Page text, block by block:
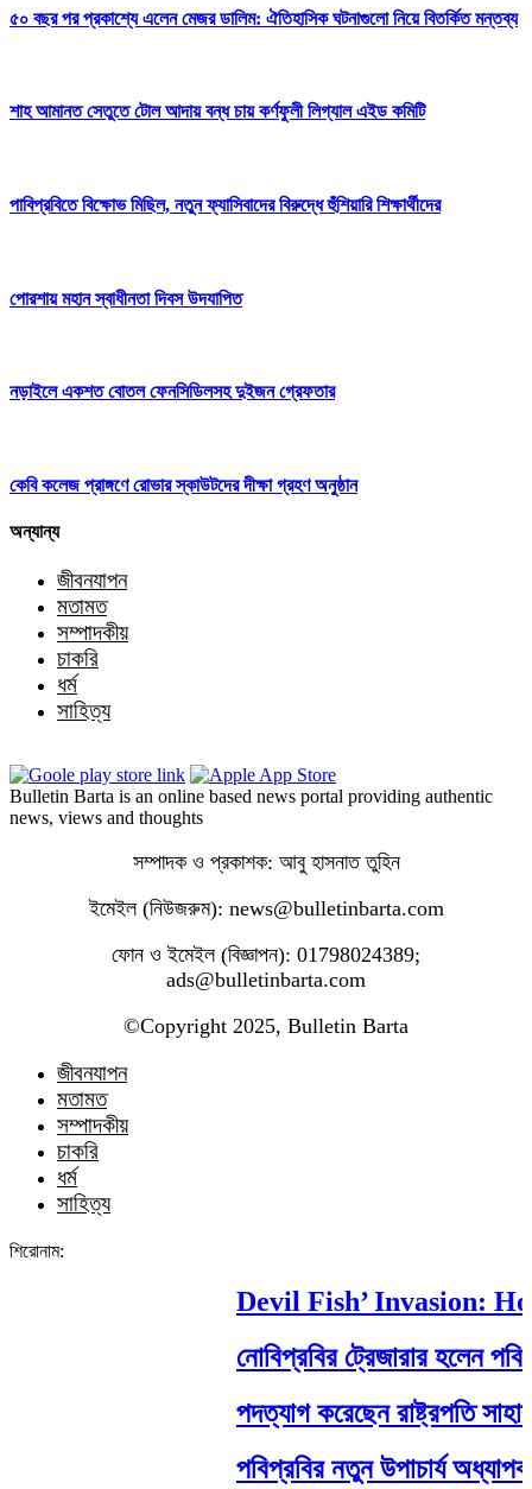
৫০ বছর পর প্রকাশ্যে এলেন মেজর ডালিম: ঐতিহাসিক ঘটনাগুলো নিয়ে বিতর্কিত মন্তব্য
শাহ আমানত সেতুতে টোল আদায় বন্ধ চায় কর্ণফুলী লিগ্যাল এইড কমিটি
পাবিপ্রবিতে বিক্ষোভ মিছিল, নতুন ফ্যাসিবাদের বিরুদ্ধে হুঁশিয়ারি শিক্ষার্থীদের
পোরশায় মহান স্বাধীনতা দিবস উদযাপিত
নড়াইলে একশত বোতল ফেনসিডিলসহ দুইজন গ্রেফতার
কেবি কলেজ প্রাঙ্গণে রোভার স্কাউটদের দীক্ষা গ্রহণ অনুষ্ঠান
অন্যান্য
জীবনযাপন
মতামত
সম্পাদকীয়
চাকরি
ধর্ম
সাহিত্য
Bulletin Barta is an online based news portal providing authentic
news, views and thoughts
সম্পাদক ও প্রকাশক: আবু হাসনাত তুহিন
ইমেইল (নিউজরুম): news@bulletinbarta.com
ফোন ও ইমেইল (বিজ্ঞাপন): 01798024389;
ads@bulletinbarta.com
©️Copyright 2025, Bulletin Barta
জীবনযাপন
মতামত
সম্পাদকীয়
চাকরি
ধর্ম
সাহিত্য
শিরোনাম:
Devil Fish’ Invasion: How
নোবিপ্রবির ট্রেজারার হলেন
পদত্যাগ করেছেন রাষ্ট্রপতি সাহাবুদ্দিন
পবিপ্রবির নতুন উপাচার্য অধ্যাপক